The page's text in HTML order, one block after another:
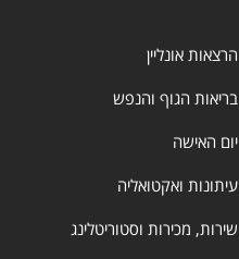
הרצאות אונליין
בריאות הגוף והנפש
יום האישה
עיתונות ואקטואליה
שירות, מכירות וסטוריטלינג